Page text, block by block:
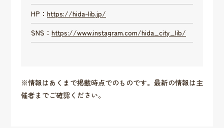
HP： https://hida-lib.jp/
SNS： https://www.instagram.com/hida_city_lib/
※情報はあくまで掲載時点でのものです。最新の情報は主
催者までご確認ください。